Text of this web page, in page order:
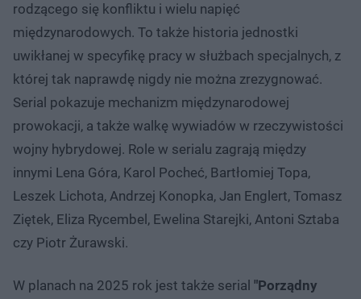
rodzącego się konfliktu i wielu napięć
międzynarodowych. To także historia jednostki
uwikłanej w specyfikę pracy w służbach specjalnych, z
której tak naprawdę nigdy nie można zrezygnować.
Serial pokazuje mechanizm międzynarodowej
prowokacji, a także walkę wywiadów w rzeczywistości
wojny hybrydowej. Role w serialu zagrają między
innymi Lena Góra, Karol Pocheć, Bartłomiej Topa,
Leszek Lichota, Andrzej Konopka, Jan Englert, Tomasz
Ziętek, Eliza Rycembel, Ewelina Starejki, Antoni Sztaba
czy Piotr Żurawski.
W planach na 2025 rok jest także serial "Porządny